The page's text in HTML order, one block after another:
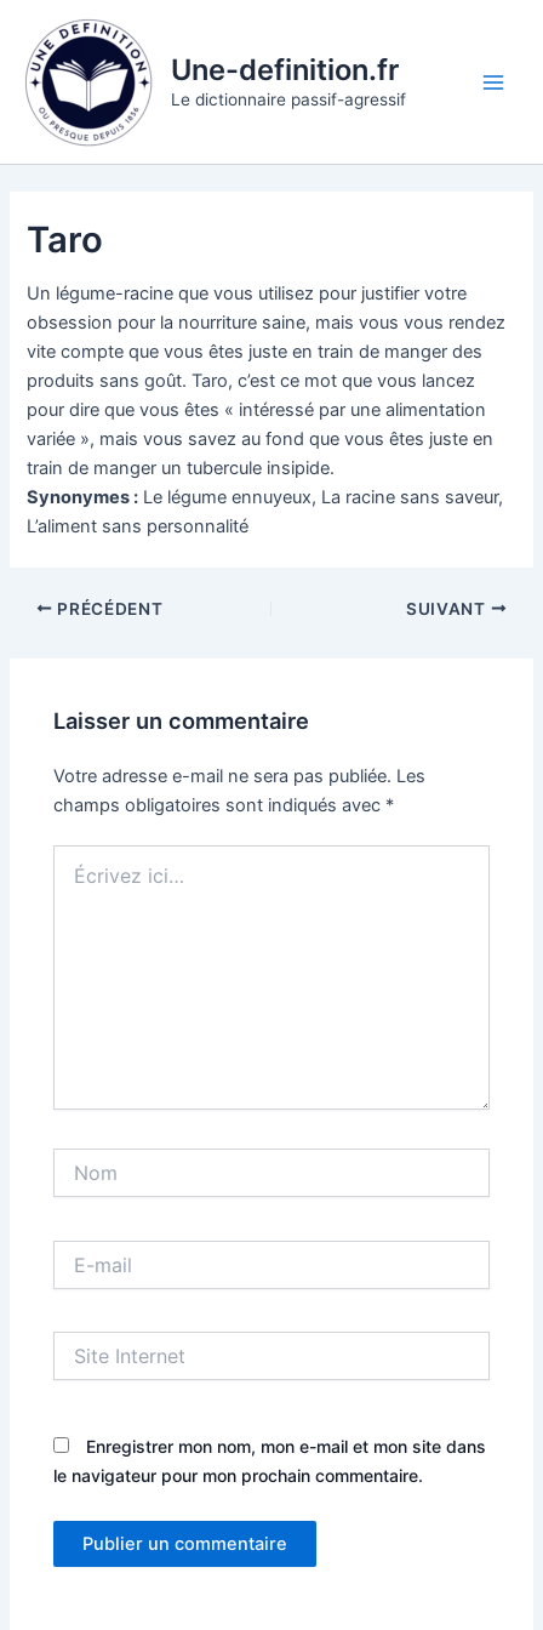
contenu
Une-definition.fr
Le dictionnaire passif-agressif
Taro
Un légume-racine que vous utilisez pour justifier votre
obsession pour la nourriture saine, mais vous vous rendez
vite compte que vous êtes juste en train de manger des
produits sans goût. Taro, c’est ce mot que vous lancez
pour dire que vous êtes « intéressé par une alimentation
variée », mais vous savez au fond que vous êtes juste en
train de manger un tubercule insipide.
Synonymes : Le légume ennuyeux, La racine sans saveur,
L’aliment sans personnalité
PRÉCÉDENT SUIVANT
Laisser un commentaire
Votre adresse e-mail ne sera pas publiée. Les
champs obligatoires sont indiqués avec *
ici…
mail
Internet
Enregistrer mon nom, mon e-mail et mon site dans
le navigateur pour mon prochain commentaire.